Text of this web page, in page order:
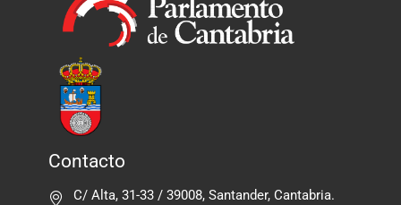
Contacto
C/ Alta, 31-33 / 39008, Santander, Cantabria.